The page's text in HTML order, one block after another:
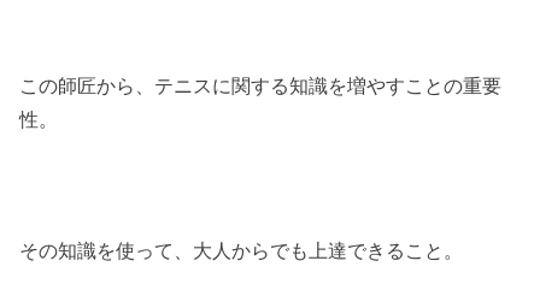
この師匠から、テニスに関する知識を増やすことの重要
性。
その知識を使って、大人からでも上達できること。